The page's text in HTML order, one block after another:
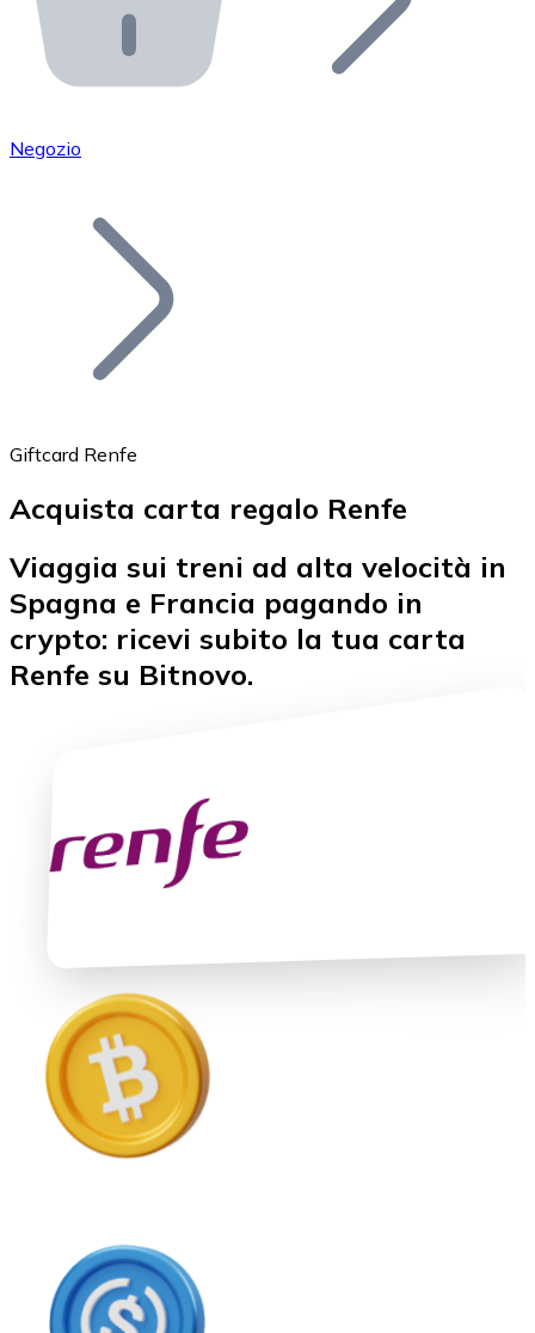
API Bitnovo
Integra la nostra API nel tuo ecosistema.
Unisciti alla nostra rete di rivenditori e
Aggiungi il token del tuo progetto al nostro servizio di
Bitcoin
BTC
USDC
Negozio
Giftcard Renfe
Acquista carta regalo Renfe
Viaggia sui treni ad alta velocità in
Spagna e Francia pagando in
crypto: ricevi subito la tua carta
Renfe su Bitnovo.